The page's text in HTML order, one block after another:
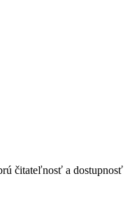
čitateľnosť a dostupnosť